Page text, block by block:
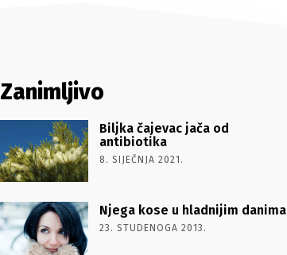
Zanimljivo
Biljka čajevac jača od
antibiotika
8. SIJEČNJA 2021.
Njega kose u hladnijim danima
23. STUDENOGA 2013.